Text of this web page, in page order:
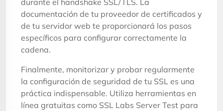
documentación de tu proveedor de certificados y
de tu servidor web te proporcionará los pasos
específicos para configurar correctamente la
cadena.
Finalmente, monitorizar y probar regularmente
la configuración de seguridad de tu SSL es una
práctica indispensable. Utiliza herramientas en
línea gratuitas como SSL Labs Server Test para